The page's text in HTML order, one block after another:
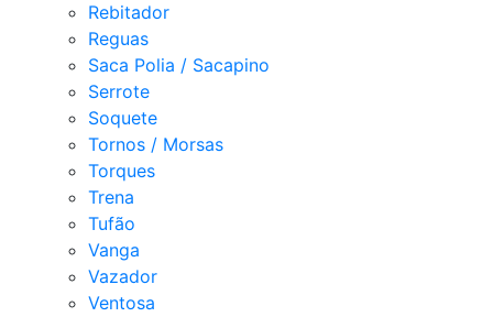
Rebitador
Reguas
Saca Polia / Sacapino
Serrote
Soquete
Tornos / Morsas
Torques
Trena
Tufão
Vanga
Vazador
Ventosa